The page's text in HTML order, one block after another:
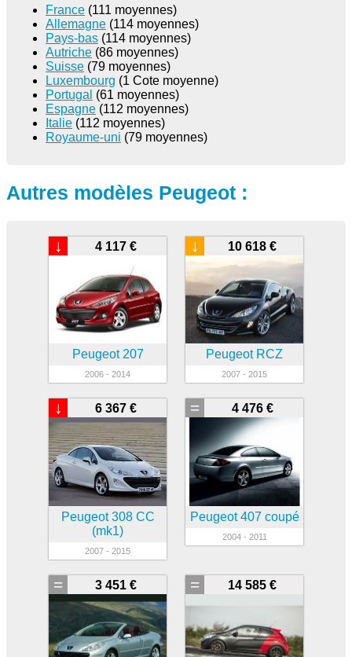
France (111 moyennes)
Allemagne (114 moyennes)
Pays-bas (114 moyennes)
Autriche (86 moyennes)
Suisse (79 moyennes)
Luxembourg (1 Cote moyenne)
Portugal (61 moyennes)
Espagne (112 moyennes)
Italie (112 moyennes)
Royaume-uni (79 moyennes)
Autres modèles Peugeot :
4 117 €
↓
Peugeot 207
2006 - 2014
10 618 €
↓
Peugeot RCZ
2007 - 2015
6 367 €
↓
Peugeot 308 CC
(mk1)
2007 - 2015
4 476 €
=
Peugeot 407 coupé
2004 - 2011
3 451 €
= 14 585 €
=